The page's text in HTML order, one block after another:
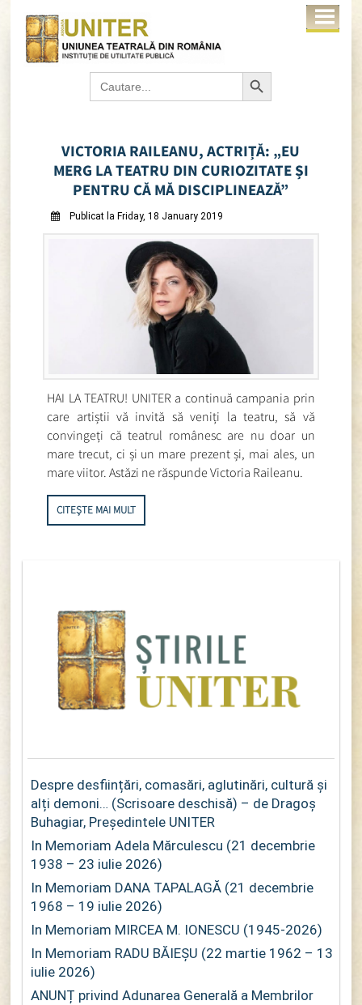
Search
for:
Search Button
VICTORIA RAILEANU, ACTRIȚĂ: „EU
MERG LA TEATRU DIN CURIOZITATE ȘI
PENTRU CĂ MĂ DISCIPLINEAZĂ”
Publicat la Friday, 18 January 2019
HAI LA TEATRU! UNITER a continuă campania prin
care artiștii vă invită să veniți la teatru, să vă
convingeți că teatrul românesc are nu doar un
mare trecut, ci și un mare prezent și, mai ales, un
mare viitor. Astăzi ne răspunde Victoria Raileanu.
CITEȘTE MAI MULT
Despre desființări, comasări, aglutinări, cultură și
alți demoni… (Scrisoare deschisă) – de Dragoș
Buhagiar, Președintele UNITER
In Memoriam Adela Mărculescu (21 decembrie
1938 – 23 iulie 2026)
In Memoriam DANA TAPALAGĂ (21 decembrie
1968 – 19 iulie 2026)
In Memoriam MIRCEA M. IONESCU (1945-2026)
In Memoriam RADU BĂIEȘU (22 martie 1962 – 13
iulie 2026)
ANUNȚ privind Adunarea Generală a Membrilor